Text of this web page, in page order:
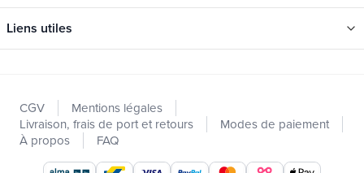
Liens utiles
Promotions
Catalogues
Nos marques
CGV
Mentions légales
Livraison, frais de port et retours
Modes de paiement
À propos
FAQ